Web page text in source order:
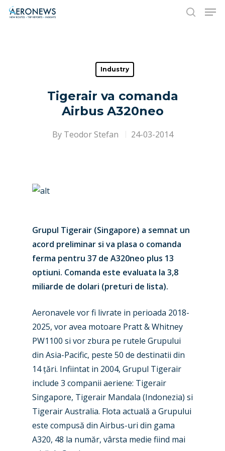
Hit enter to search or ESC to close
Industry
Tigerair va comanda
Airbus A320neo
By Teodor Stefan 24-03-2014
Grupul Tigerair (Singapore) a semnat un
acord preliminar si va plasa o comanda
ferma pentru 37 de A320neo plus 13
optiuni. Comanda este evaluata la 3,8
miliarde de dolari (preturi de lista).
Aeronavele vor fi livrate in perioada 2018-
2025, vor avea motoare Pratt & Whitney
PW1100 si vor zbura pe rutele Grupului
din Asia-Pacific, peste 50 de destinatii din
14 țări. Infiintat in 2004, Grupul Tigerair
include 3 companii aeriene: Tigerair
Singapore, Tigerair Mandala (Indonezia) si
Tigerair Australia. Flota actuală a Grupului
este compusă din Airbus-uri din gama
A320, 48 la număr, vârsta medie fiind mai
New Routes
Industry
Accidents / Incidents
Airshows